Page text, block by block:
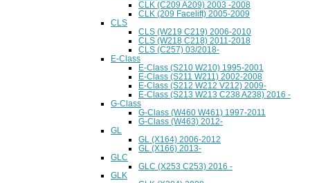
CLK (C209 A209) 2003 -2008
CLK (209 Facelift) 2005-2009
CLS
CLS (W219 C219) 2006-2010
CLS (W218 C218) 2011-2018
CLS (C257) 03/2018-
E-Class
E-Class (S210 W210) 1995-2001
E-Class (S211 W211) 2002-2008
E-Class (S212 W212 V212) 2009-
E-Class (S213 W213 C238 A238) 2016 -
G-Class
G-Class (W460 W461) 1997-2011
G-Class (W463) 2012-
GL
GL (X164) 2006-2012
GL (X166) 2013-
GLC
GLC (X253 C253) 2016 -
GLK